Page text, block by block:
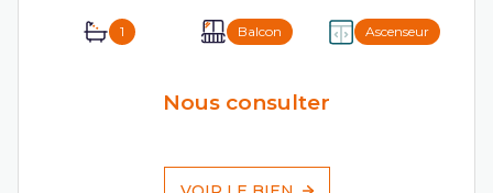
1 Balcon Ascenseur
Nous consulter